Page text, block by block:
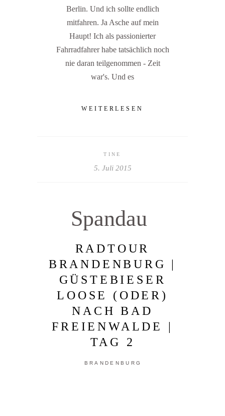
Berlin. Und ich sollte endlich
mitfahren. Ja Asche auf mein
Haupt! Ich als passionierter
Fahrradfahrer habe tatsächlich noch
nie daran teilgenommen - Zeit
war's. Und es
WEITERLESEN
TINE
5. Juli 2015
Spandau
RADTOUR
BRANDENBURG |
GÜSTEBIESER
LOOSE (ODER)
NACH BAD
FREIENWALDE |
TAG 2
BRANDENBURG